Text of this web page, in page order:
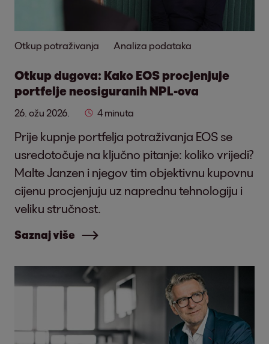
Otkup potraživanja Analiza podataka
Otkup dugova: Kako EOS procjenjuje
portfelje neosiguranih NPL-ova
26. ožu 2026. 4 minuta
Prije kupnje portfelja potraživanja EOS se
usredotočuje na ključno pitanje: koliko vrijedi?
Malte Janzen i njegov tim objektivnu kupovnu
cijenu procjenjuju uz naprednu tehnologiju i
veliku stručnost.
Saznaj više